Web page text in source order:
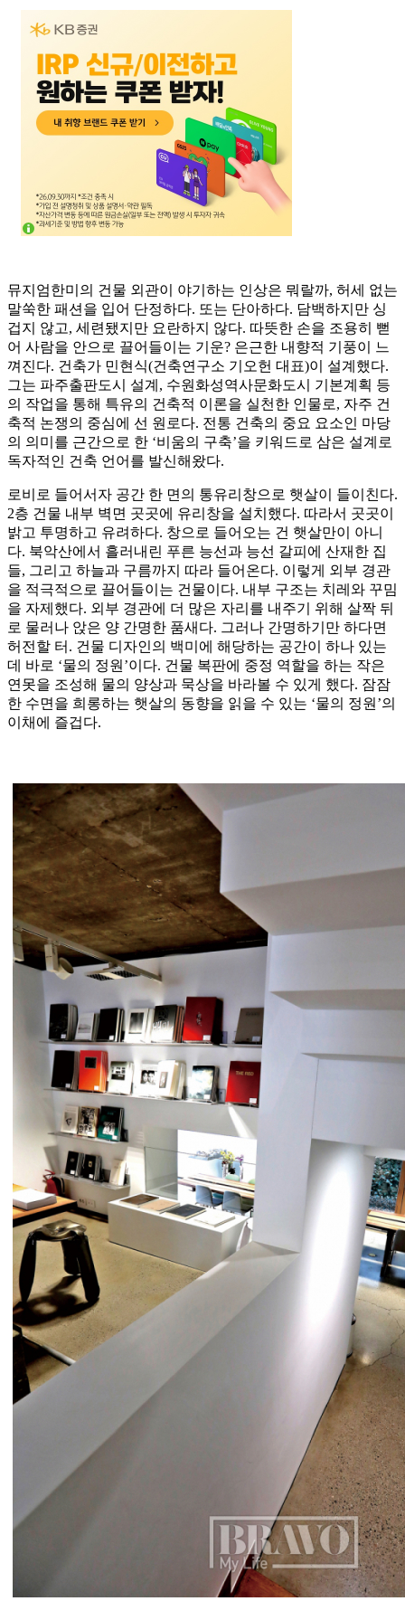
뮤지엄한미의 건물 외관이 야기하는 인상은 뭐랄까, 허세 없는
말쑥한 패션을 입어 단정하다. 또는 단아하다. 담백하지만 싱
겁지 않고, 세련됐지만 요란하지 않다. 따뜻한 손을 조용히 뻗
어 사람을 안으로 끌어들이는 기운? 은근한 내향적 기풍이 느
껴진다. 건축가 민현식(건축연구소 기오헌 대표)이 설계했다.
그는 파주출판도시 설계, 수원화성역사문화도시 기본계획 등
의 작업을 통해 특유의 건축적 이론을 실천한 인물로, 자주 건
축적 논쟁의 중심에 선 원로다. 전통 건축의 중요 요소인 마당
의 의미를 근간으로 한 ‘비움의 구축’을 키워드로 삼은 설계로
독자적인 건축 언어를 발신해왔다.
로비로 들어서자 공간 한 면의 통유리창으로 햇살이 들이친다.
2층 건물 내부 벽면 곳곳에 유리창을 설치했다. 따라서 곳곳이
밝고 투명하고 유려하다. 창으로 들어오는 건 햇살만이 아니
다. 북악산에서 흘러내린 푸른 능선과 능선 갈피에 산재한 집
들, 그리고 하늘과 구름까지 따라 들어온다. 이렇게 외부 경관
을 적극적으로 끌어들이는 건물이다. 내부 구조는 치레와 꾸밈
을 자제했다. 외부 경관에 더 많은 자리를 내주기 위해 살짝 뒤
로 물러나 앉은 양 간명한 품새다. 그러나 간명하기만 하다면
허전할 터. 건물 디자인의 백미에 해당하는 공간이 하나 있는
데 바로 ‘물의 정원’이다. 건물 복판에 중정 역할을 하는 작은
연못을 조성해 물의 양상과 묵상을 바라볼 수 있게 했다. 잠잠
한 수면을 희롱하는 햇살의 동향을 읽을 수 있는 ‘물의 정원’의
이채에 즐겁다.